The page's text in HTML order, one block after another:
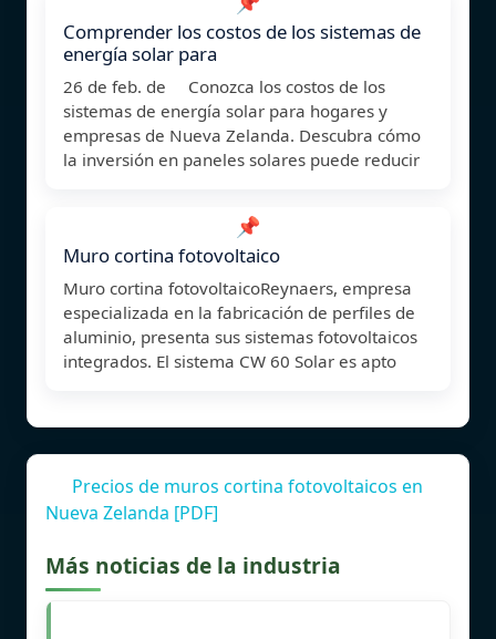
Comprender los costos de los sistemas de
energía solar para
26 de feb. de Conozca los costos de los
sistemas de energía solar para hogares y
empresas de Nueva Zelanda. Descubra cómo
la inversión en paneles solares puede reducir
📌
Muro cortina fotovoltaico
Muro cortina fotovoltaicoReynaers, empresa
especializada en la fabricación de perfiles de
aluminio, presenta sus sistemas fotovoltaicos
integrados. El sistema CW 60 Solar es apto
Precios de muros cortina fotovoltaicos en
Nueva Zelanda [PDF]
Más noticias de la industria